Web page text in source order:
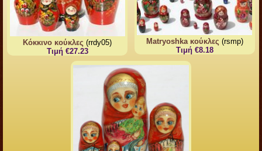
Κόκκινο κούκλες (rrdy05)
Τιμή €27.23
Matryoshka κούκλες (rsmp)
Τιμή €8.18